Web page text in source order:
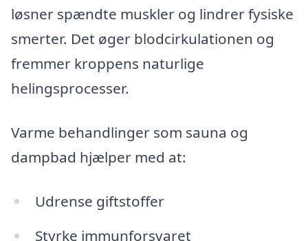
løsner spændte muskler og lindrer fysiske
smerter. Det øger blodcirkulationen og
fremmer kroppens naturlige
helingsprocesser.
Varme behandlinger som sauna og
dampbad hjælper med at:
Udrense giftstoffer
Styrke immunforsvaret